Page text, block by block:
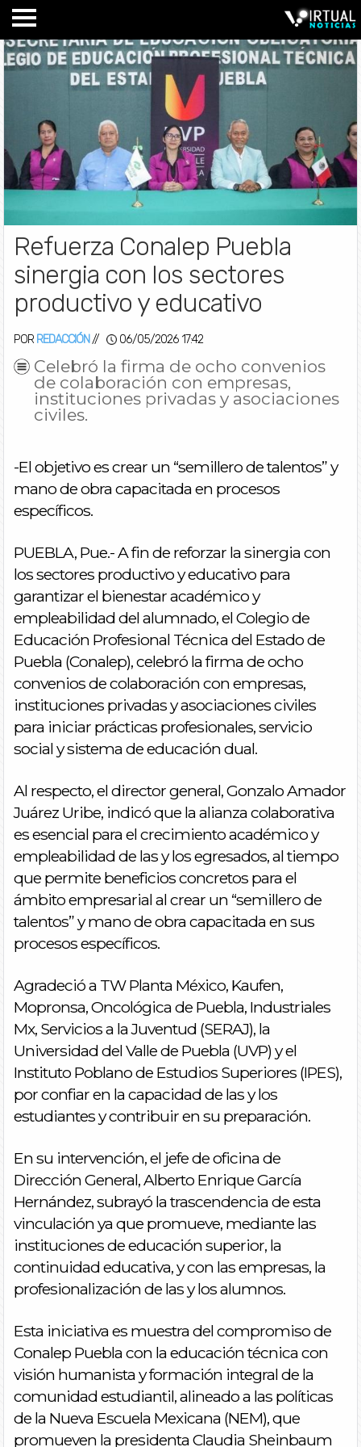
Refuerza Conalep Puebla
sinergia con los sectores
productivo y educativo
POR REDACCIÓN // 06/05/2026 17:42
Celebró la firma de ocho convenios
de colaboración con empresas,
instituciones privadas y asociaciones
civiles.
-El objetivo es crear un “semillero de talentos” y
mano de obra capacitada en procesos
específicos.
PUEBLA, Pue.- A fin de reforzar la sinergia con
los sectores productivo y educativo para
garantizar el bienestar académico y
empleabilidad del alumnado, el Colegio de
Educación Profesional Técnica del Estado de
Puebla (Conalep), celebró la firma de ocho
convenios de colaboración con empresas,
instituciones privadas y asociaciones civiles
para iniciar prácticas profesionales, servicio
social y sistema de educación dual.
Al respecto, el director general, Gonzalo Amador
Juárez Uribe, indicó que la alianza colaborativa
es esencial para el crecimiento académico y
empleabilidad de las y los egresados, al tiempo
que permite beneficios concretos para el
ámbito empresarial al crear un “semillero de
talentos” y mano de obra capacitada en sus
procesos específicos.
Agradeció a TW Planta México, Kaufen,
Mopronsa, Oncológica de Puebla, Industriales
Mx, Servicios a la Juventud (SERAJ), la
Universidad del Valle de Puebla (UVP) y el
Instituto Poblano de Estudios Superiores (IPES),
por confiar en la capacidad de las y los
estudiantes y contribuir en su preparación.
En su intervención, el jefe de oficina de
Dirección General, Alberto Enrique García
Hernández, subrayó la trascendencia de esta
vinculación ya que promueve, mediante las
instituciones de educación superior, la
continuidad educativa, y con las empresas, la
profesionalización de las y los alumnos.
Esta iniciativa es muestra del compromiso de
Conalep Puebla con la educación técnica con
visión humanista y formación integral de la
comunidad estudiantil, alineado a las políticas
de la Nueva Escuela Mexicana (NEM), que
promueven la presidenta Claudia Sheinbaum